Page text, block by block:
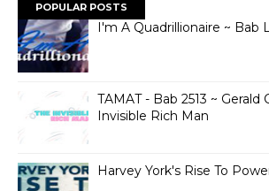
POPULAR POSTS
I'm A Quadrillionaire ~ Bab
TAMAT - Bab 2513 ~ Gerald
Invisible Rich Man
Harvey York's Rise To